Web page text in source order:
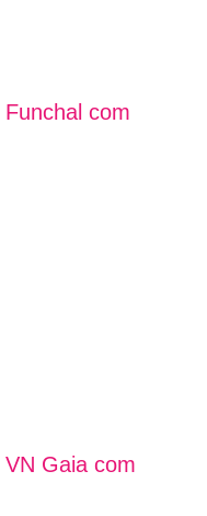
Funchal com
VN Gaia com